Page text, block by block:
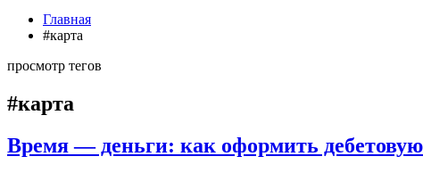
Главная
#карта
просмотр тегов
#карта
Время — деньги: как оформить